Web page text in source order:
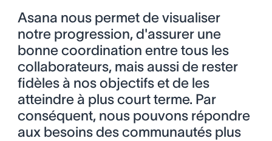
Asana nous permet de visualiser
notre progression, d'assurer une
bonne coordination entre tous les
collaborateurs, mais aussi de rester
fidèles à nos objectifs et de les
atteindre à plus court terme. Par
conséquent, nous pouvons répondre
aux besoins des communautés plus